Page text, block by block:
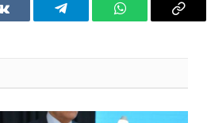
VKontakteTelegram WhatsAppCopy